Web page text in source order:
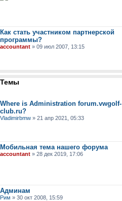
Как стать участником партнерской
программы?
accountant » 09 июл 2007, 13:15
Темы
Where is Administration forum.vwgolf-
club.ru?
Vladimirbmw » 21 апр 2021, 05:33
Мобильная тема нашего форума
accountant » 28 дек 2019, 17:06
Админам
Рим » 30 окт 2008, 15:59